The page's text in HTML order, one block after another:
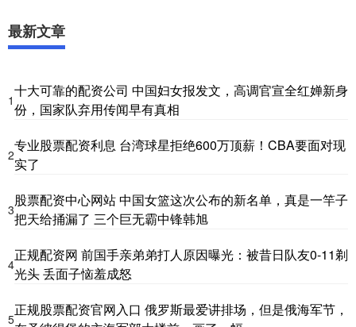
最新文章
1
十大可靠的配资公司 中国妇女报发文，高调官宣全红婵新身
份，国家队弃用传闻早有真相
2
专业股票配资利息 台湾球星拒绝600万顶薪！CBA要面对现
实了
3
股票配资中心网站 中国女篮这次公布的新名单，真是一竿子
把天给捅漏了 三个巨无霸中锋韩旭
4
正规配资网 前国手亲弟弟打人原因曝光：被昔日队友0-11剃
光头 丢面子恼羞成怒
5
正规股票配资官网入口 俄罗斯最爱讲排场，但是俄海军节，